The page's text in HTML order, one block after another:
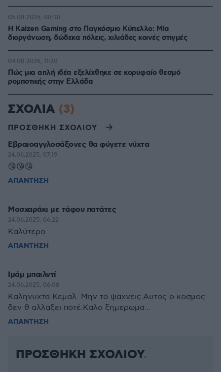
H Kaizen Gaming στο Παγκόσμιο Kύπελλο: Μία
διοργάνωση, δώδεκα πόλεις, χιλιάδες κοινές στιγμές
05.08.2026, 08:38
Πώς μια απλή ιδέα εξελίχθηκε σε κορυφαίο θεσμό
ρομποτικής στην Ελλάδα
04.08.2026, 11:20
ΣΧΟΛΙΑ (3)
ΠΡΟΣΘΗΚΗ ΣΧΟΛΙΟΥ
Εβραιοαγγλοσάξονες θα φύγετε νύχτα
24.06.2025, 07:19
😘😘😘
ΑΠΑΝΤΗΣΗ
Μοσχαράκι με τάφου πατάτες
24.06.2025, 06:22
Καλύτερο
ΑΠΑΝΤΗΣΗ
Ιμάμ μπαιλντί
24.06.2025, 06:08
Καληνυχτα Κεμαλ. Μην το ψαχνεις.Αυτος ο κοσμος
δεν θ αλλαξει ποτέ.Καλο ξημερωμα...
ΑΠΑΝΤΗΣΗ
ΠΡΟΣΘΗΚΗ ΣΧΟΛΙΟΥ